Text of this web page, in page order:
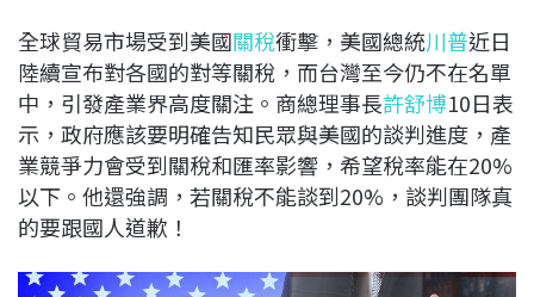
b
o
o
k
a
d
s
e
d
I
n
L
i
n
k
全球貿易市場受到美國關稅衝擊，美國總統川普近日
陸續宣布對各國的對等關稅，而台灣至今仍不在名單
中，引發產業界高度關注。商總理事長許舒博10日表
示，政府應該要明確告知民眾與美國的談判進度，產
業競爭力會受到關稅和匯率影響，希望稅率能在20%
以下。他還強調，若關稅不能談到20%，談判團隊真
的要跟國人道歉！